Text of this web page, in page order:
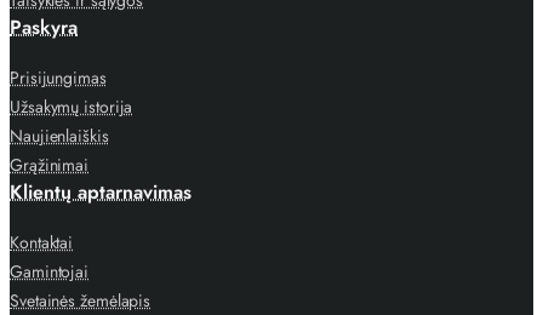
Paskyra
Prisijungimas
Užsakymų istorija
Naujienlaiškis
Grąžinimai
Klientų aptarnavimas
Kontaktai
Gamintojai
Svetainės žemėlapis